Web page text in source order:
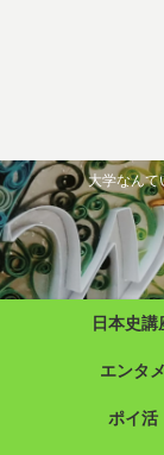
大学なんて
日本史講
エンタメ
ポイ活